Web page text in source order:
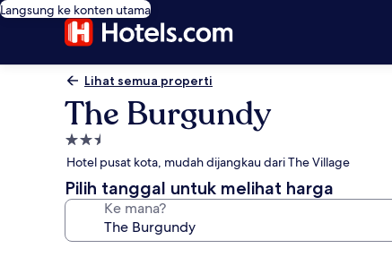
Langsung ke konten utama
Lihat semua properti
The Burgundy
Properti
bintang
2.5
Hotel pusat kota, mudah dijangkau dari The Village
Pilih tanggal untuk melihat harga
Ke mana?